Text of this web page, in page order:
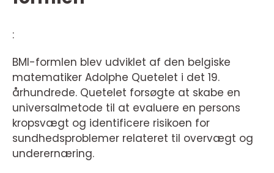
:
BMI-formlen blev udviklet af den belgiske
matematiker Adolphe Quetelet i det 19.
århundrede. Quetelet forsøgte at skabe en
universalmetode til at evaluere en persons
kropsvægt og identificere risikoen for
sundhedsproblemer relateret til overvægt og
underernæring.